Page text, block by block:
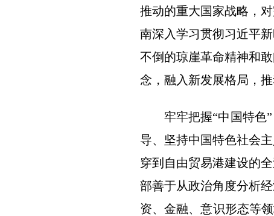
推动的重大国家战略，
南深入学习贯彻习近平
不倒的琼崖革命精神和
念，融入新发展格局，
牢牢把握“中国特色
导、坚持中国特色社会
穿到自由贸易港建设的
部善于从政治角度分析
资、金融、意识形态等